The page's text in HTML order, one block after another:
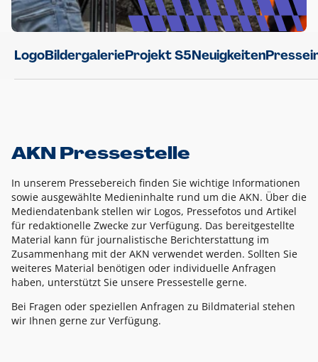
LogoBildergalerieProjekt S5Neuigkeiten
AKN Pressestelle
In unserem Pressebereich finden Sie wichtige Informationen
sowie ausgewählte Medieninhalte rund um die AKN. Über die
Mediendatenbank stellen wir Logos, Pressefotos und Artikel
für redaktionelle Zwecke zur Verfügung. Das bereitgestellte
Material kann für journalistische Berichterstattung im
Zusammenhang mit der AKN verwendet werden. Sollten Sie
weiteres Material benötigen oder individuelle Anfragen
haben, unterstützt Sie unsere Pressestelle gerne.
Bei Fragen oder speziellen Anfragen zu Bildmaterial stehen
wir Ihnen gerne zur Verfügung.